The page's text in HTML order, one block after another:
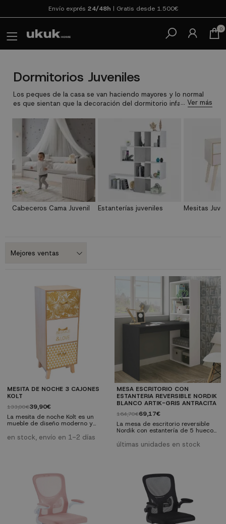
Envío exprés 24/48h | Gratis desde 1.500€
Paga en 3
cuotas SIN INTERESES con SeQura
0
Dormitorios Juveniles
Los peques de la casa se van haciendo mayores y lo normal
es que sientan que la decoración del dormitorio infantil ya no
infantila crear un ambiente adaptado a la nueva etapa. Con
nuestras soluciones de
decoración para dormitorio
juvenil
podrá hacer el cambio de mobiliario fácilmente,
pudiendo escoger cada detalle a su gusto. ¡Al menos para
ellos! Decorar una habitación juvenilno es solo tarea de los
padres, sino que son los adolescentes quienes tienen la
última palabra. Te damos varias opciones de mobiliario juvenil
e infantil, y
conjuntos completos de dormitorio juvenil
diseñados por nuestros
decoradores profesionales
podáis decidir cómo quieren que sea la nueva
habitación de
estilo juvenil. ¡Una solución completa y adaptable!
Cabeceros Cama Juvenil Estanterías juveniles Mesitas
MESITA DE NOCHE 3 CAJONES
KOLT
133,00€39,90€
La mesita de noche Kolt es un
mueble de diseño moderno y
elegancia con la práctica. Con su
chasis en MDF lacado, frentes
mantener tu dormitorio
organizado. Los tiradores
metálicos le dan un toque de
modernidad y...
en stock, envío en 1-2 días
MESA ESCRITORIO CON
ESTANTERIA REVERSIBLE NORDIK
BLANCO ARTIK-GRIS ANTRACITA
164,70€69,17€
La mesa de escritorio reversible
Nordik con estantería de 5 huecos
Blanco Artik-Gris Antracita, es
permite poner la mesa tanto a un
lado como a otro la estantería.
últimas unidades en stock